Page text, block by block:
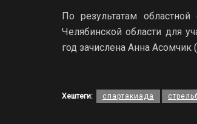
По результатам
Челябинской области для
год зачислена Анна Асомчик
Хештеги: спартакиада